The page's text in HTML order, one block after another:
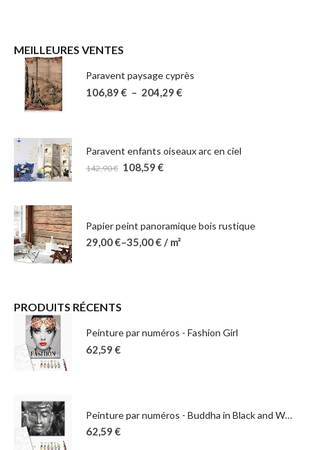
MEILLEURES VENTES
Paravent paysage cyprès
106,89 € – 204,29 €
Paravent enfants oiseaux arc en ciel
142,90€ 108,59 €
Papier peint panoramique bois rustique
29,00€–35,00€ / m²
PRODUITS RÉCENTS
Peinture par numéros - Fashion Girl
62,59 €
Peinture par numéros - Buddha in Black and White
62,59 €